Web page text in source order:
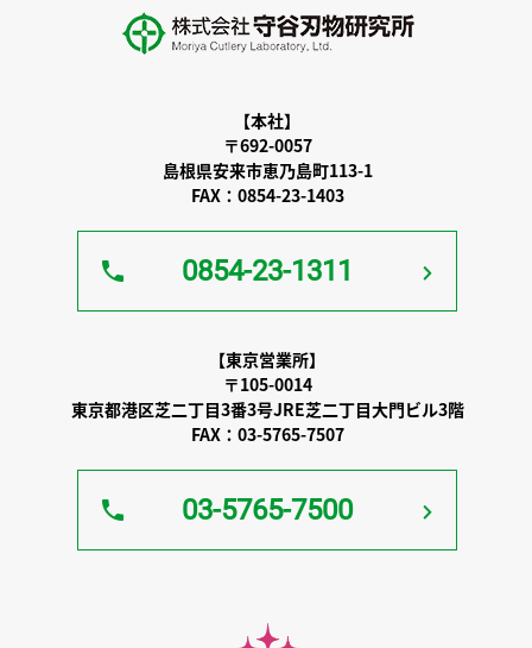
【本社】
〒692-0057
島根県安来市恵乃島町113-1
FAX：0854-23-1403
0854-23-1311
【東京営業所】
〒105-0014
東京都港区芝二丁目3番3号JRE芝二丁目大門ビル3階
FAX：03-5765-7507
03-5765-7500